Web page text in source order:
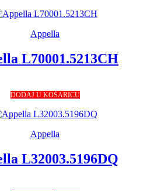
Appella
L70001.5213CH
DODAJ U KOŠARICU
Appella
L32003.5196DQ